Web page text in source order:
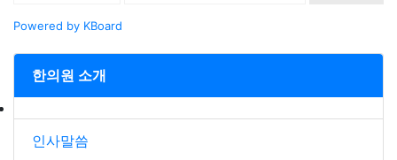
한의원 소개
인사말씀
Powered by KBoard